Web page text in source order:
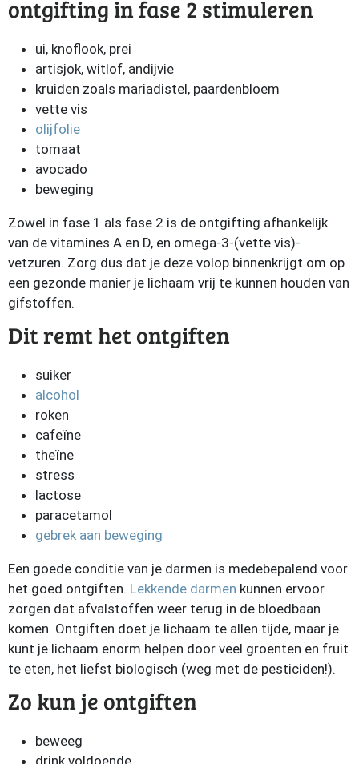
ontgifting in fase 2 stimuleren
ui, knoflook, prei
artisjok, witlof, andijvie
kruiden zoals mariadistel, paardenbloem
vette vis
olijfolie
tomaat
avocado
beweging
Zowel in fase 1 als fase 2 is de ontgifting afhankelijk
van de vitamines A en D, en omega-3-(vette vis)-
vetzuren. Zorg dus dat je deze volop binnenkrijgt om op
een gezonde manier je lichaam vrij te kunnen houden van
gifstoffen.
Dit remt het ontgiften
suiker
alcohol
roken
cafeïne
theïne
stress
lactose
paracetamol
gebrek aan beweging
Een goede conditie van je darmen is medebepalend voor
het goed ontgiften. Lekkende darmen kunnen ervoor
zorgen dat afvalstoffen weer terug in de bloedbaan
komen. Ontgiften doet je lichaam te allen tijde, maar je
kunt je lichaam enorm helpen door veel groenten en fruit
te eten, het liefst biologisch (weg met de pesticiden!).
Zo kun je ontgiften
beweeg
drink voldoende